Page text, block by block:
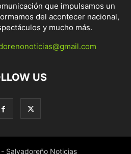
que impulsamos un
del acontecer nacional,
y mucho más.
US
Salvadoreño Noticias